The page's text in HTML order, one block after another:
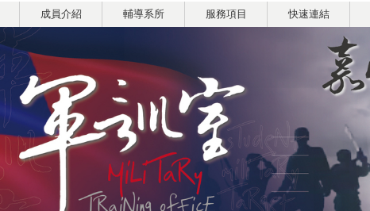
成員介紹 輔導系所 服務項目 快速連結